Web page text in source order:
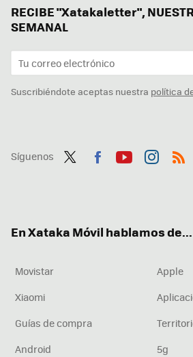
RECIBE "Xatakaletter",
SEMANAL
Suscribiéndote aceptas nuestra política
Síguenos
En Xataka Móvil hablamos de...
Movistar
Apple
Xiaomi
Guías de compra
Android
5g